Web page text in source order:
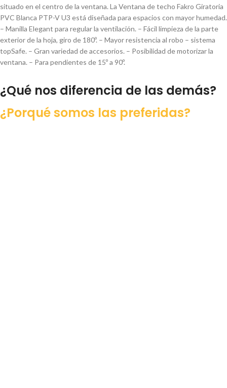
situado en el centro de la ventana. La Ventana de techo Fakro Giratoria
PVC Blanca PTP-V U3 está diseñada para espacios con mayor humedad.
– Manilla Elegant para regular la ventilación. – Fácil limpieza de la parte
exterior de la hoja, giro de 180º. – Mayor resistencia al robo – sistema
topSafe. – Gran variedad de accesorios. – Posibilidad de motorizar la
ventana. – Para pendientes de 15º a 90º.
¿Qué nos diferencia de las demás?
¿Porqué somos las preferidas?